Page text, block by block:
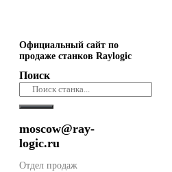
Официальный сайт по
продаже станков Raylogic
Поиск
moscow@ray-
logic.ru
Отдел продаж